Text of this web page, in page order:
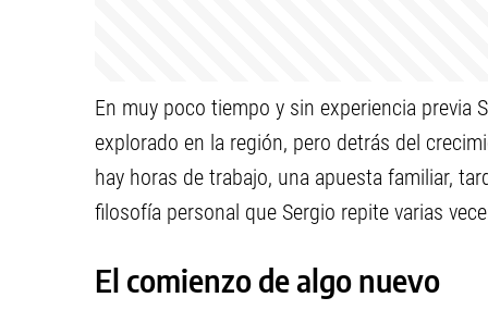
En muy poco tiempo y sin experiencia previa
explorado en la región, pero detrás del
hay horas de trabajo, una apuesta familiar,
filosofía personal que Sergio repite varias
El comienzo de algo nuevo